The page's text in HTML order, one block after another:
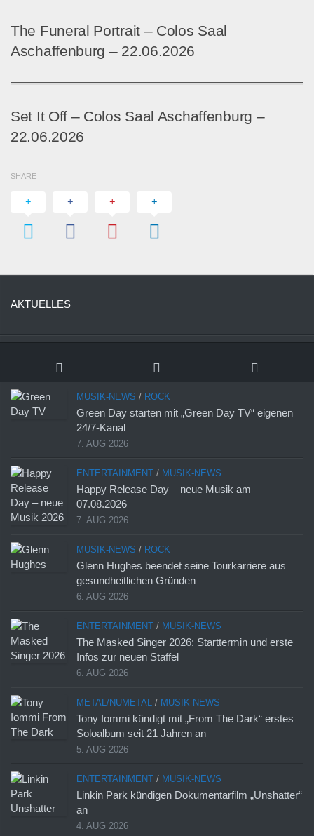
The Funeral Portrait – Colos Saal
Aschaffenburg – 22.06.2026
Set It Off – Colos Saal Aschaffenburg –
22.06.2026
SHARE
AKTUELLES
MUSIK-NEWS / ROCK
Green Day starten mit „Green Day TV“ eigenen
24/7-Kanal
7. AUG 2026
ENTERTAINMENT / MUSIK-NEWS
Happy Release Day – neue Musik am
07.08.2026
7. AUG 2026
MUSIK-NEWS / ROCK
Glenn Hughes beendet seine Tourkarriere aus
gesundheitlichen Gründen
6. AUG 2026
ENTERTAINMENT / MUSIK-NEWS
The Masked Singer 2026: Starttermin und erste
Infos zur neuen Staffel
6. AUG 2026
METAL/NUMETAL / MUSIK-NEWS
Tony Iommi kündigt mit „From The Dark“ erstes
Soloalbum seit 21 Jahren an
5. AUG 2026
ENTERTAINMENT / MUSIK-NEWS
Linkin Park kündigen Dokumentarfilm „Unshatter“
an
4. AUG 2026